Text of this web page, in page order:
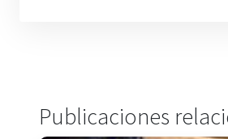
Publicaciones